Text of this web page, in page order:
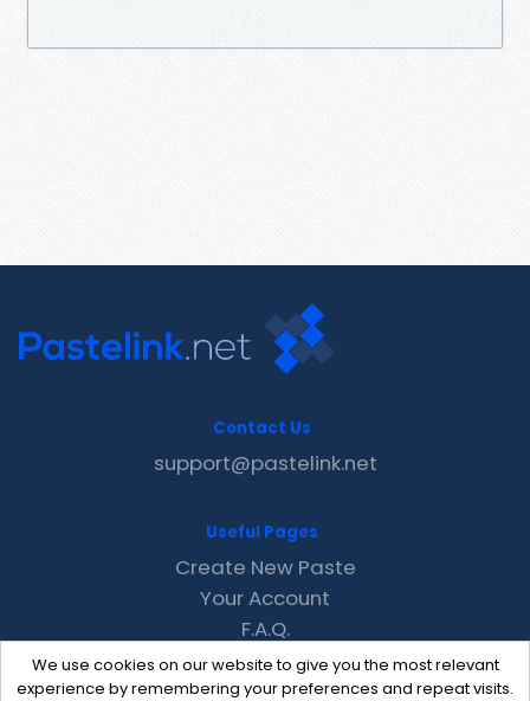
We use cookies on our website to give you the most relevant
experience by remembering your preferences and repeat visits.
Contact Us
support@pastelink.net
Useful Pages
Create New Paste
Your Account
F.A.Q.
Recent
Contact